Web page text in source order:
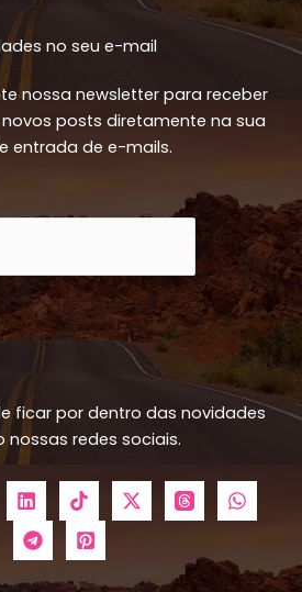
no seu e-mail
nossa newsletter para receber
posts diretamente na sua
entrada de e-mails.
ficar por dentro das novidades
nossas redes sociais.